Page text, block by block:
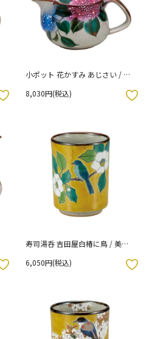
小ポット 花かすみ あじさい / 美
8,030円(税込)
お気に入りボタン
寿司湯呑 吉田屋白椿に鳥 / 美山
6,050円(税込)
お気に入りボタン